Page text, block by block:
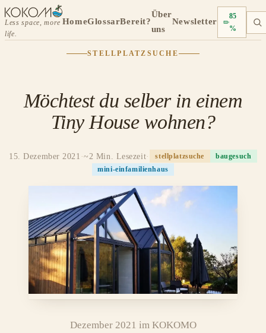
Less space, more
life.
HomeGlossarBereit?
Über
uns
Newsletter
85
%
STELLPLATZSUCHE
Möchtest du selber in einem
Tiny House wohnen?
15. Dezember 2021 ·~2 Min. Lesezeit· stellplatzsuche
baugesuch
mini-einfamilienhaus
Dezember 2021 im KOKOMO